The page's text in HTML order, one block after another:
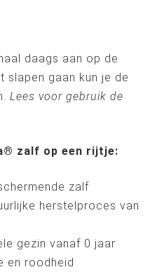
daags aan op de
slapen gaan kun je de
Lees voor gebruik de
zalf op een rijtje:
zalf
herstelproces van
gezin vanaf 0 jaar
en roodheid